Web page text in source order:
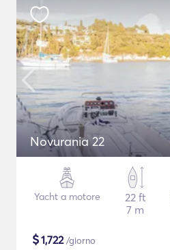
Novurania 22
Yacht a motore
22 ft
7 m
$1,722/giorno